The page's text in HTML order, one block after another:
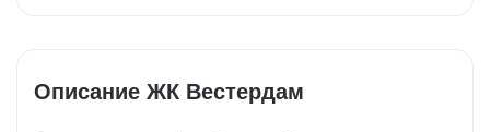
Описание ЖК Вестердам